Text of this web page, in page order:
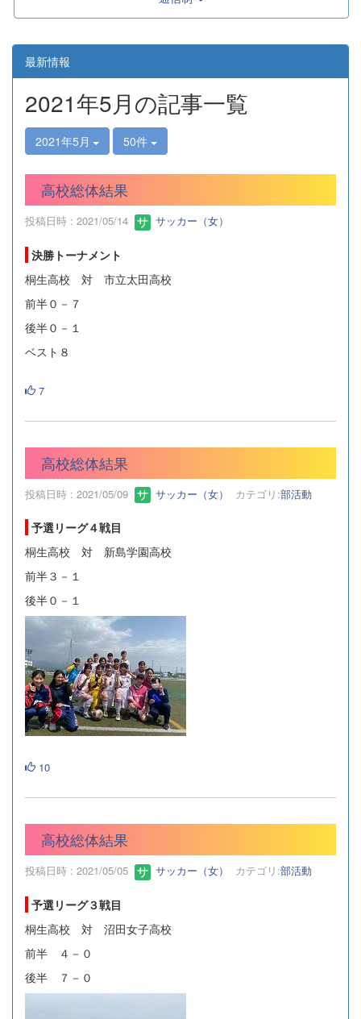
最新情報
2021年5月の記事一覧
2021年5月 50件
高校総体結果
投稿日時 : 2021/05/14 サッカー（女）
決勝トーナメント
桐生高校 対 市立太田高校
前半０－７
後半０－１
ベスト８
7
高校総体結果
投稿日時 : 2021/05/09 サッカー（女） カテゴリ:部活動
予選リーグ４戦目
桐生高校 対 新島学園高校
前半３－１
後半０－１
10
高校総体結果
投稿日時 : 2021/05/05 サッカー（女） カテゴリ:部活動
予選リーグ３戦目
桐生高校 対 沼田女子高校
前半 ４－０
後半 ７－０